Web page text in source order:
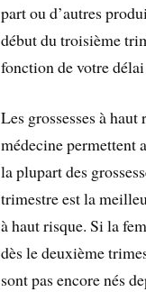
part ou d’autres
début du troisième
fonction de votre
Les grossesses à
médecine permettent
la plupart des
trimestre est la
à haut risque. Si la
dès le deuxième
sont pas encore nés